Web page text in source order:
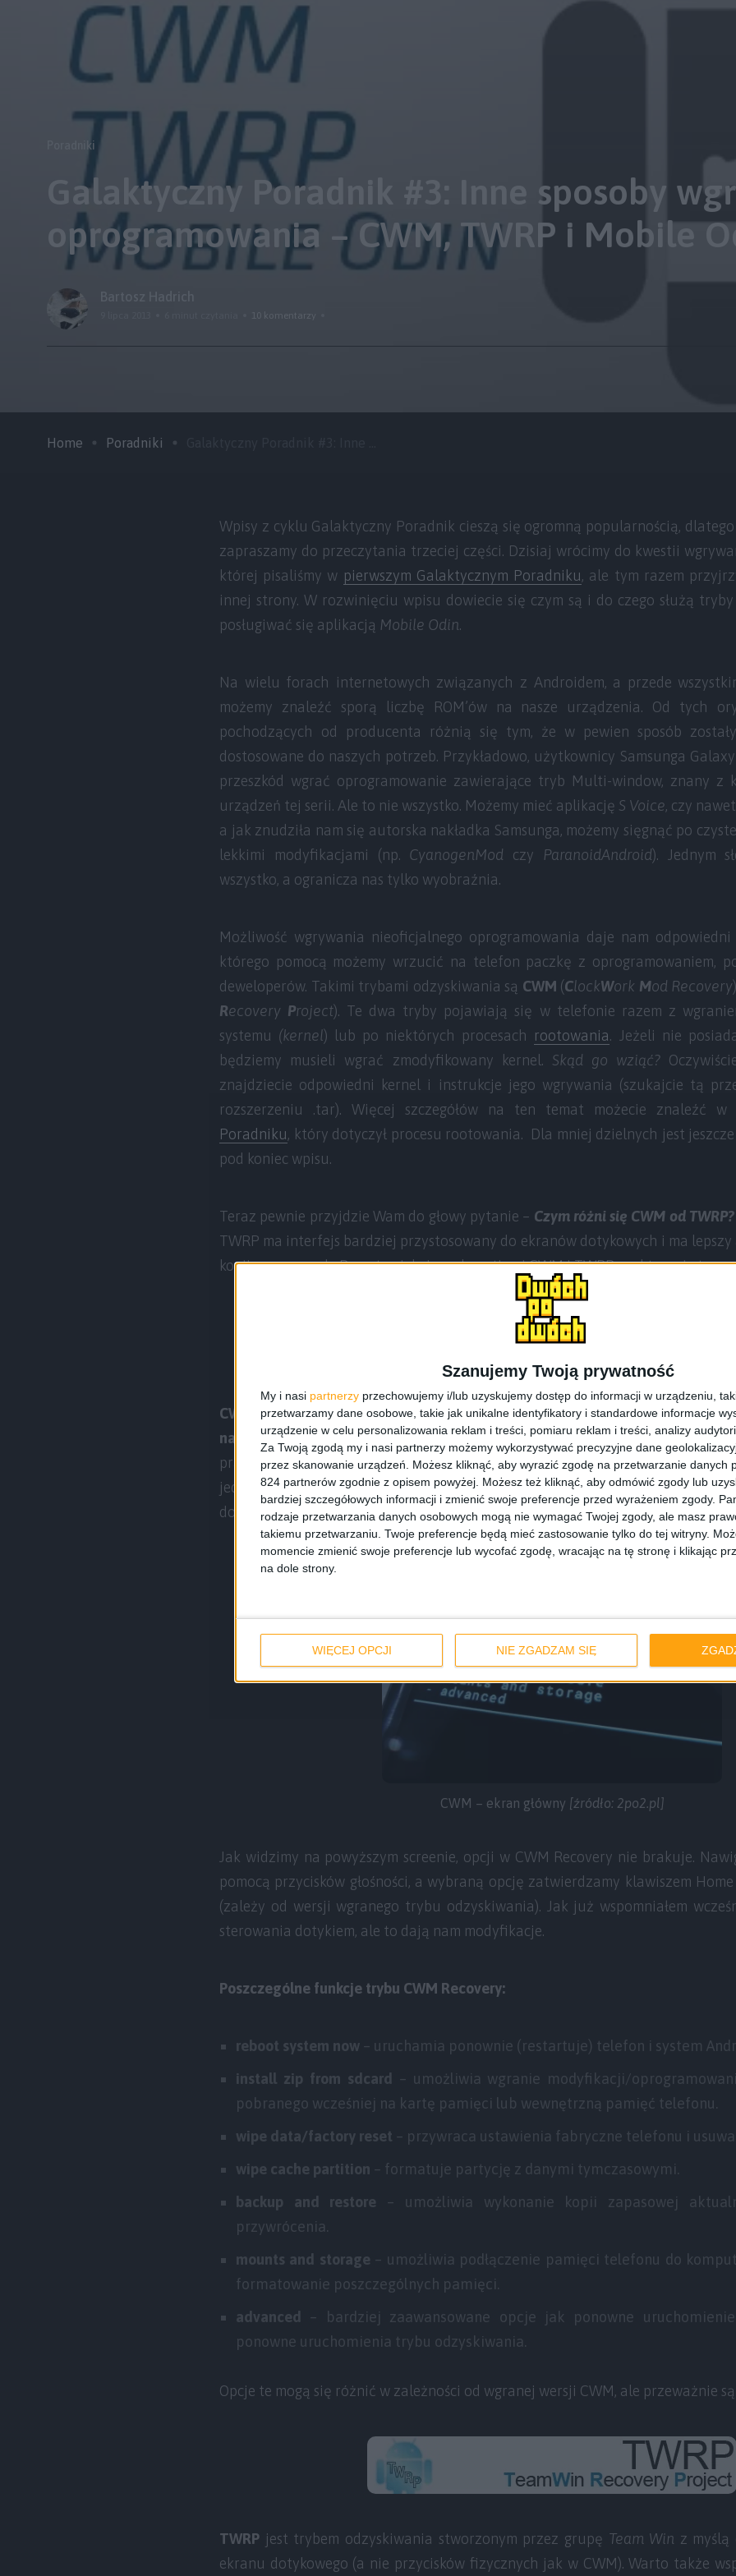
Szanujemy Twoją prywatność
My i nasi partnerzy przechowujemy i/lub uzyskujemy dostęp do informacji w urządzeniu,
przetwarzamy dane osobowe, takie jak unikalne identyfikatory i standardowe informacje
urządzenie w celu personalizowania reklam i treści, pomiaru reklam i treści, analizy
Za Twoją zgodą my i nasi partnerzy możemy wykorzystywać precyzyjne dane
przez skanowanie urządzeń. Możesz kliknąć, aby wyrazić zgodę na przetwarzanie danych
824 partnerów zgodnie z opisem powyżej. Możesz też kliknąć, aby odmówić zgody lub
bardziej szczegółowych informacji i zmienić swoje preferencje przed wyrażeniem zgody.
rodzaje przetwarzania danych osobowych mogą nie wymagać Twojej zgody, ale masz
takiemu przetwarzaniu. Twoje preferencje będą mieć zastosowanie tylko do tej witryny.
momencie zmienić swoje preferencje lub wycofać zgodę, wracając na tę stronę i klikając
na dole strony.
WIĘCEJ OPCJI NIE ZGADZAM SIĘ
Poradniki
Galaktyczny Poradnik #3: Inne sposoby
oprogramowania – CWM, TWRP i Mobile
10 komentarzy
Home Poradniki
Wpisy z cyklu Galaktyczny Poradnik cieszą się ogromną popularnością,
zapraszamy do przeczytania trzeciej części. Dzisiaj wrócimy do kwestii
której pisaliśmy w pierwszym Galaktycznym Poradniku, ale tym razem
innej strony. W rozwinięciu wpisu dowiecie się czym są i do czego służą tryby
posługiwać się aplikacją Mobile Odin.
Na wielu forach internetowych związanych z Androidem, a przede
możemy znaleźć sporą liczbę ROM’ów na nasze urządzenia. Od tych
pochodzących od producenta różnią się tym, że w pewien sposób
dostosowane do naszych potrzeb. Przykładowo, użytkownicy Samsunga
przeszkód wgrać oprogramowanie zawierające tryb Multi-window, znany z
urządzeń tej serii. Ale to nie wszystko. Możemy mieć aplikację S Voice, czy nawet
a jak znudziła nam się autorska nakładka Samsunga, możemy sięgnąć po
lekkimi modyfikacjami (np. CyanogenMod czy ParanoidAndroid). Jednym
wszystko, a ogranicza nas tylko wyobraźnia.
Możliwość wgrywania nieoficjalnego oprogramowania daje nam odpowiedni
którego pomocą możemy wrzucić na telefon paczkę z oprogramowaniem,
deweloperów. Takimi trybami odzyskiwania są CWM (ClockWork Mod Recovery
Recovery Project). Te dwa tryby pojawiają się w telefonie razem z
systemu (kernel) lub po niektórych procesach rootowania. Jeżeli nie
będziemy musieli wgrać zmodyfikowany kernel. Skąd go wziąć?
znajdziecie odpowiedni kernel i instrukcje jego wgrywania (szukajcie tą
rozszerzeniu .tar). Więcej szczegółów na ten temat możecie znaleźć w
Poradniku, który dotyczył procesu rootowania. Dla mniej dzielnych jest jeszcze
pod koniec wpisu.
Teraz pewnie przyjdzie Wam do głowy pytanie – Czym różni się CWM od TWRP?
TWRP ma interfejs bardziej przystosowany do ekranów dotykowych i ma
kopii zapasowych. Poza tymi dwiema kwestiami CWM i TWRP praktycznie to
CWM to tryb odzyskiwania stworzony przezKoushik „Koush” Dutta.
najpopularniejszy zamiennik oryginalnego trybu odzyskiwania.
praktycznie brakiem jakichkolwiek opcji dostosowujących interfejs do
jednak parę modyfikacji, które dodają takie funkcje i ogólnie ułatwiają
dostosowanie go częściowo do dotykowego ekranu smartfonu czy tabletu.
CWM – ekran główny [źródło: 2po2.pl]
Jak widzimy na powyższym screenie, opcji w CWM Recovery nie brakuje.
pomocą przycisków głośności, a wybraną opcję zatwierdzamy klawiszem
(zależy od wersji wgranego trybu odzyskiwania). Jak już wspomniałem
sterowania dotykiem, ale to dają nam modyfikacje.
Poszczególne funkcje trybu CWM Recovery:
reboot system now – uruchamia ponownie (restartuje) telefon i system
install zip from sdcard
– umożliwia wgranie modyfikacji/
pobranego wcześniej na kartę pamięci lub wewnętrzną pamięć telefonu.
wipe data/factory reset – przywraca ustawienia fabryczne telefonu i
wipe cache partition – formatuje partycję z danymi tymczasowymi.
backup and restore –
umożliwia wykonanie kopii zapasowej
przywrócenia.
mounts and storage – umożliwia podłączenie pamięci telefonu do
formatowanie poszczególnych pamięci.
advanced
–
bardziej zaawansowane opcje jak ponowne
ponowne uruchomienia trybu odzyskiwania.
Opcje te mogą się różnić w zależności od wgranej wersji CWM, ale przeważnie
TWRP jest trybem odzyskiwania stworzonym przez grupę Team Win z myślą
ekranu dotykowego (a nie przycisków fizycznych jak w CWM). Warto także